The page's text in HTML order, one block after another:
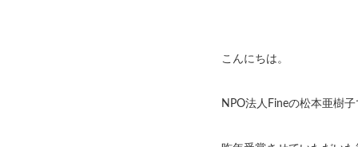
こんにちは。
NPO法人Fineの松本亜樹